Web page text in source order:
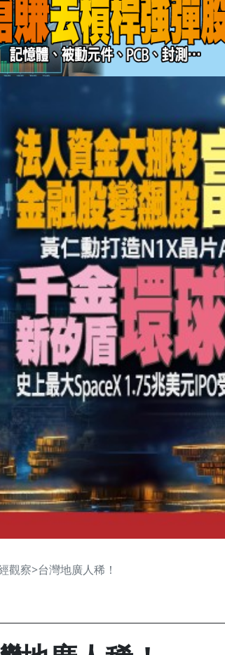
觀察>台灣地廣人稀！